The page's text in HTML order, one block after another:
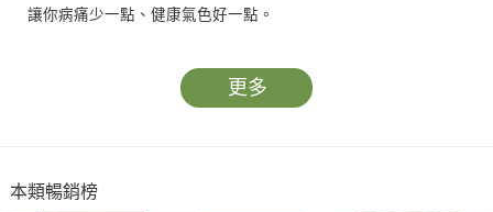
讓你病痛少一點、健康氣色好一點。
精選常用409個穴位×20種特效按摩法×34個常見病症的穴位療法
貧血、痛經、心悸、胃寒、偏頭痛、月經不調、手足怕冷、更年
位的基礎護理。
更多
本類暢銷榜